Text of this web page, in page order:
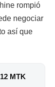
rompió
negociar
así que
MTK